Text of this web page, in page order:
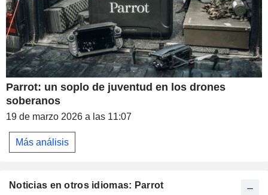
Noticias en otros idiomas: Parrot
Parrot: un soplo de juventud en los drones
soberanos
19 de marzo 2026 a las 11:07
Más análisis